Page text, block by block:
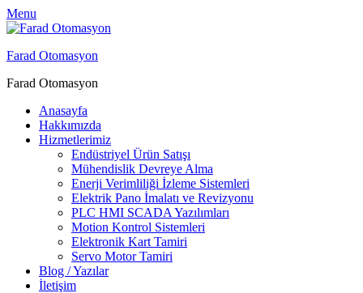
Menu
Farad Otomasyon
Farad Otomasyon
Anasayfa
Hakkımızda
Hizmetlerimiz
Endüstriyel Ürün Satışı
Mühendislik Devreye Alma
Enerji Verimliliği İzleme Sistemleri
Elektrik Pano İmalatı ve Revizyonu
PLC HMI SCADA Yazılımları
Motion Kontrol Sistemleri
Elektronik Kart Tamiri
Servo Motor Tamiri
Blog / Yazılar
İletişim